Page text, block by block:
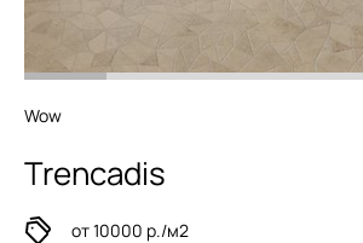
Wow
Trencadis
от 10000 р./м2